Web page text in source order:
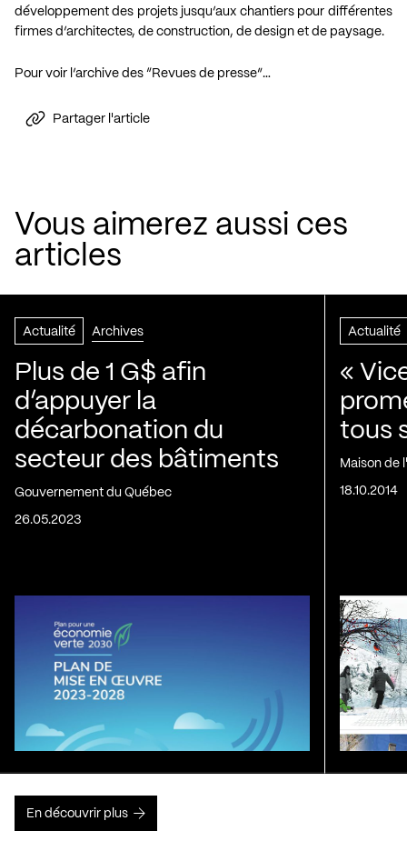
développement des projets jusqu’aux chantiers pour différentes
firmes d’architectes, de construction, de design et de paysage.
Pour voir l’archive des “Revues de presse”…
Partager l'article
Vous aimerez aussi ces
articles
Actualité Archives
Plus de 1 G$ afin
d’appuyer la
décarbonation du
secteur des bâtiments
Gouvernement du Québec
26.05.2023
Actualité
«
tous
Maison de
18.10.2014
En découvrir plus